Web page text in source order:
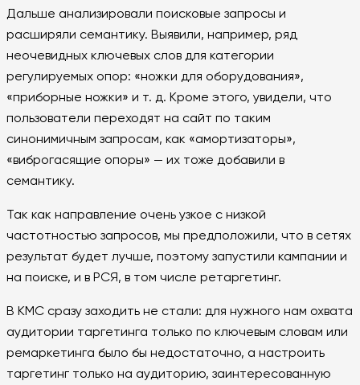
Дальше анализировали поисковые запросы и
расширяли семантику. Выявили, например, ряд
неочевидных ключевых слов для категории
регулируемых опор: «ножки для оборудования»,
«приборные ножки» и т. д. Кроме этого, увидели, что
пользователи переходят на сайт по таким
синонимичным запросам, как «амортизаторы»,
«виброгасящие опоры» — их тоже добавили в
семантику.
Так как направление очень узкое с низкой
частотностью запросов, мы предположили, что в сетях
результат будет лучше, поэтому запустили кампании и
на поиске, и в РСЯ, в том числе ретаргетинг.
В КМС сразу заходить не стали: для нужного нам охвата
аудитории таргетинга только по ключевым словам или
ремаркетинга было бы недостаточно, а настроить
таргетинг только на аудиторию, заинтересованную